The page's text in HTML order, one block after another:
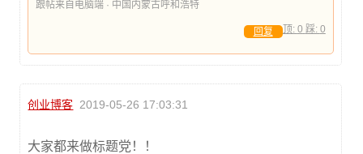
跟帖来自电脑端 · 中国内蒙古呼和浩特
顶: 0 踩: 0
回复
创业博客 2019-05-26 17:03:31
大家都来做标题党！！